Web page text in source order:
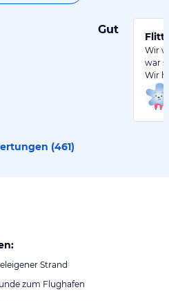
Gut
Wir
war
Wir
(461)
Strand
zum Flughafen